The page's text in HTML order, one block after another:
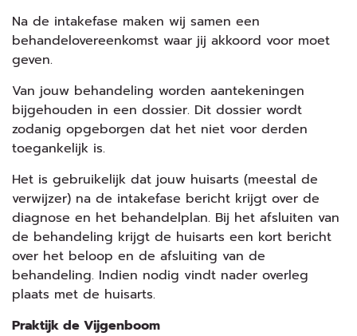
Na de intakefase maken wij samen een
behandelovereenkomst waar jij akkoord voor moet
geven.
Van jouw behandeling worden aantekeningen
bijgehouden in een dossier. Dit dossier wordt
zodanig opgeborgen dat het niet voor derden
toegankelijk is.
Het is gebruikelijk dat jouw huisarts (meestal de
verwijzer) na de intakefase bericht krijgt over de
diagnose en het behandelplan. Bij het afsluiten van
de behandeling krijgt de huisarts een kort bericht
over het beloop en de afsluiting van de
behandeling. Indien nodig vindt nader overleg
plaats met de huisarts.
Praktijk de Vijgenboom